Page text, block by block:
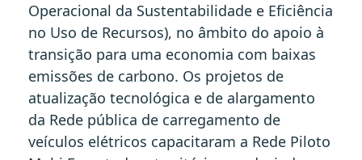
Operacional da Sustentabilidade e Eficiência
no Uso de Recursos), no âmbito do apoio à
transição para uma economia com baixas
emissões de carbono. Os projetos de
atualização tecnológica e de alargamento
da Rede pública de carregamento de
veículos elétricos capacitaram a Rede Piloto